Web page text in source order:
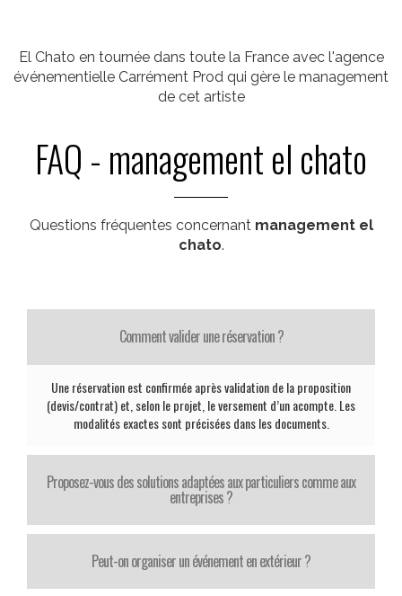
El Chato en tournée dans toute la France avec l'agence
événementielle Carrément Prod qui gère le management
de cet artiste
FAQ - management el chato
Questions fréquentes concernant management el
chato.
Comment valider une réservation ?
Une réservation est confirmée après validation de la proposition
(devis/contrat) et, selon le projet, le versement d’un acompte. Les
modalités exactes sont précisées dans les documents.
Proposez-vous des solutions adaptées aux particuliers comme aux
entreprises ?
Peut-on organiser un événement en extérieur ?